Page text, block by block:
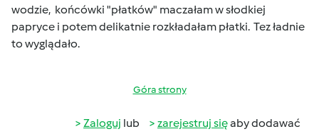
wodzie, końcówki "płatków" maczałam w słodkiej
papryce i potem delikatnie rozkładałam płatki. Tez ładnie
to wyglądało.
Góra strony
Zaloguj lub zarejestruj sięaby dodawać